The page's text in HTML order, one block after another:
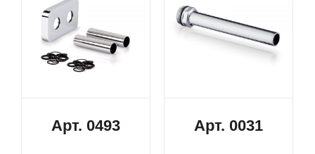
Арт. 0493 Арт. 0031